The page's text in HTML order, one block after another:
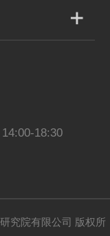
18:30
究院有限公司 版权所